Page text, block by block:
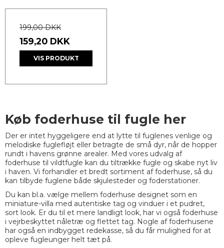
199,00 DKK
159,20 DKK
VIS PRODUKT
Køb foderhuse til fugle her
Der er intet hyggeligere end at lytte til fuglenes venlige og
melodiske fuglefløjt eller betragte de små dyr, når de hopper
rundt i havens grønne arealer. Med vores udvalg af
foderhuse til vildtfugle kan du tiltrække fugle og skabe nyt liv
i haven. Vi forhandler et bredt sortiment af foderhuse, så du
kan tilbyde fuglene både skjulesteder og foderstationer.
Du kan bl.a. vælge mellem foderhuse designet som en
miniature-villa med autentiske tag og vinduer i et pudret,
sort look. Er du til et mere landligt look, har vi også foderhuse
i vejrbeskyttet nåletræ og flettet tag. Nogle af foderhusene
har også en indbygget redekasse, så du får mulighed for at
opleve fugleunger helt tæt på.